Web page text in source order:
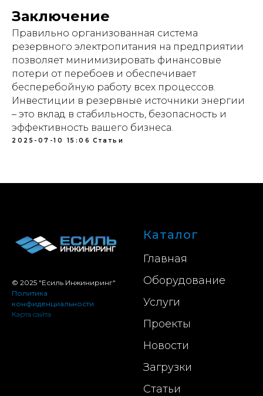
Заключение
Правильно организованная система
резервного электропитания на предприятии
позволяет минимизировать финансовые
потери от перебоев и обеспечивает
бесперебойную работу всех процессов.
Инвестиции в резервные источники энергии
– это вклад в стабильность, безопасность и
эффективность вашего бизнеса.
2025-07-10 15:06 Статьи
© 2025 "Есиль Инжиниринг"
Политика
конфиденциальности
Карта сайта
Каталог
Главная
Оборудование
Услуги
Проекты
Новости
Загрузки
Статьи